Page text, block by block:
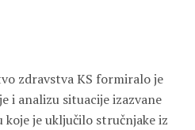
zdravstva KS formiralo je
i analizu situacije izazvane
je uključilo stručnjake iz